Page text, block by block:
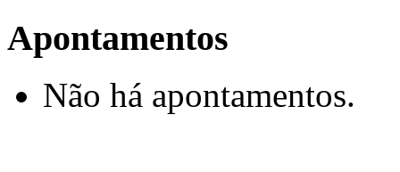
Apontamentos
Não há apontamentos.